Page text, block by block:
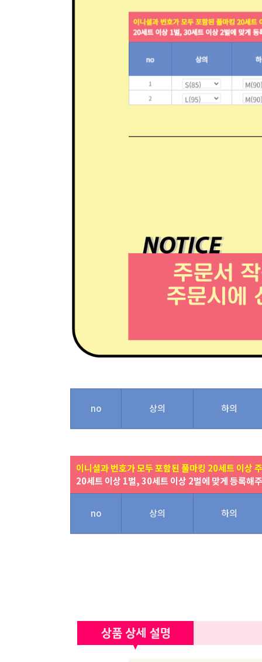
no 상의 하의
이니셜과 번호가 모두 포함된 풀마킹 20세트 이상
20세트 이상 1벌, 30세트 이상 2벌에 맞게 등록해
no 상의 하의